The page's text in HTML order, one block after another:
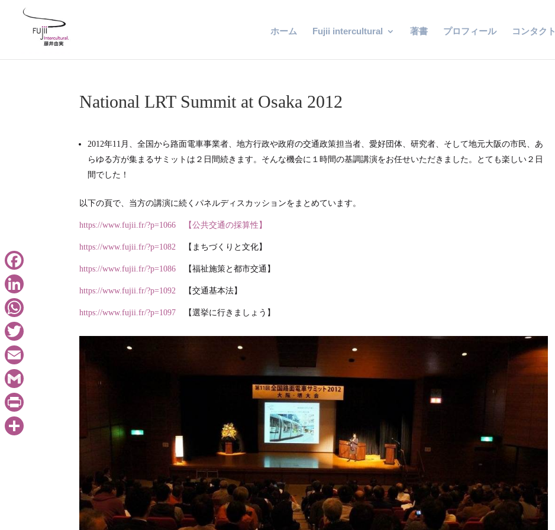
ホーム Fujii intercultural 著書 プロフィール コンタクト
National LRT Summit at Osaka 2012
2012年11月、全国から路面電車事業者、地方行政や政府の交通政策担当者、愛好団体、研究者、そして地元大阪の市民、あ
らゆる方が集まるサミットは２日間続きます。そんな機会に１時間の基調講演をお任せいただきました。とても楽しい２日
間でした！
以下の頁で、当方の講演に続くパネルディスカッションをまとめています。
https://www.fujii.fr/?p=1066 【公共交通の採算性】
https://www.fujii.fr/?p=1082 【まちづくりと文化】
https://www.fujii.fr/?p=1086 【福祉施策と都市交通】
https://www.fujii.fr/?p=1092 【交通基本法】
https://www.fujii.fr/?p=1097 【選挙に行きましょう】
Facebook
LinkedIn
WhatsApp
Twitter
Email
Gmail
PrintFriendly